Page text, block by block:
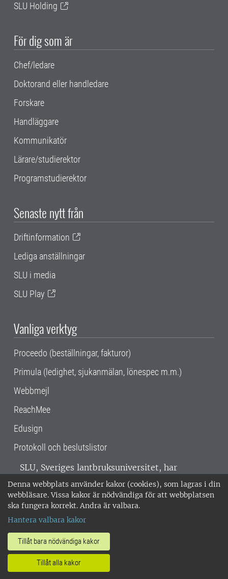
Denna webbplats använder kakor (cookies), som lagras i din
webbläsare. Vissa kakor är nödvändiga för att webbplatsen
ska fungera korrekt. Andra är valbara.
Hantera valbara kakor
Tillåt bara nödvändiga kakor
Tillåt alla kakor
SLU Holding
För dig som är
Chef/ledare
Doktorand eller handledare
Forskare
Handläggare
Kommunikatör
Lärare/studierektor
Programstudierektor
Senaste nytt från
Driftinformation
Lediga anställningar
SLU i media
SLU Play
Vanliga verktyg
Proceedo (beställningar, fakturor)
Primula (ledighet, sjukanmälan, lönespec m.m.)
Webbmejl
ReachMee
Edusign
Protokoll och beslutslistor
SLU, Sveriges lantbruksuniversitet, har
verksamhet över hela Sverige. Huvudorter är
Alnarp, Uppsala och Umeå.SLU är
miljöcertifierat enligt ISO 14001. •
018-67 10 00 • Org nr: 202100-2817 •
Om SLU:s webbplatser
•Hantera kakor•Behandling av
personuppgifter